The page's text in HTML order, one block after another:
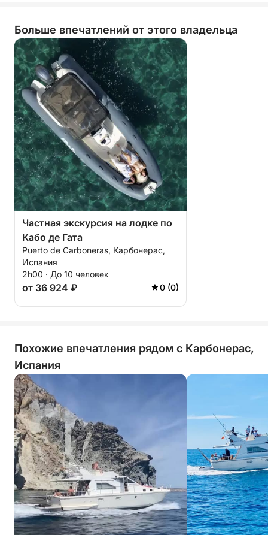
Больше впечатлений от этого владельца
Частная экскурсия на лодке по
Кабо де Гата
Puerto de Carboneras, Карбонерас,
Испания
2h00 · До 10 человек
от 36 924 ₽ 0 (0)
Похожие впечатления рядом с Карбонерас,
Испания